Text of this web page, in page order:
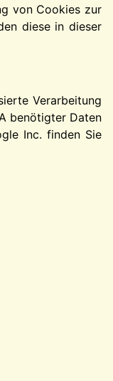
von Cookies zur
diese in dieser
Verarbeitung
benötigter Daten
Inc. finden Sie